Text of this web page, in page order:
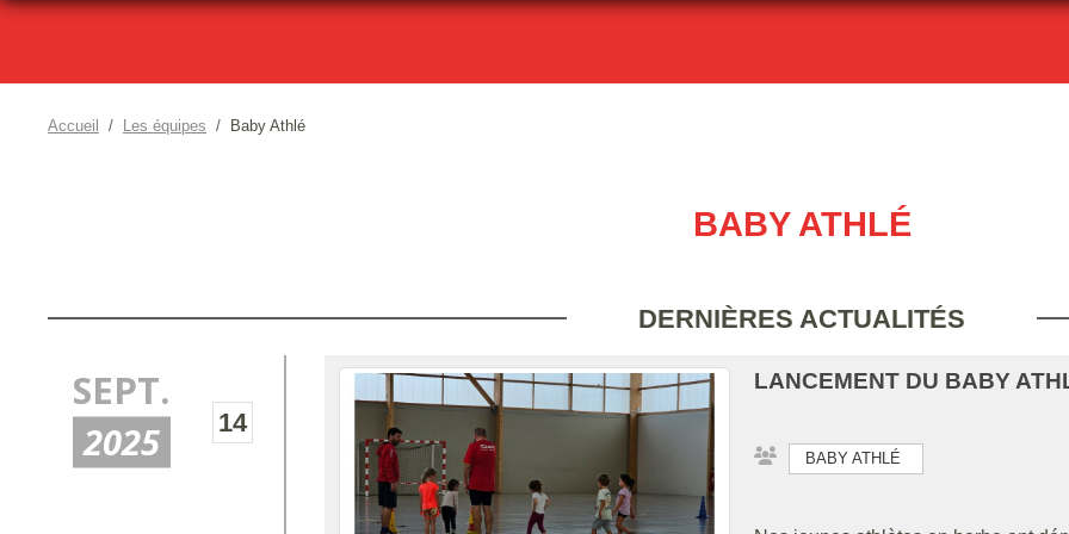
Accueil Les équipes Baby Athlé
BABY ATHLÉ
DERNIÈRES ACTUALITÉS
SEPT.
2025 14
LANCEMENT DU BABY
BABY ATHLÉ